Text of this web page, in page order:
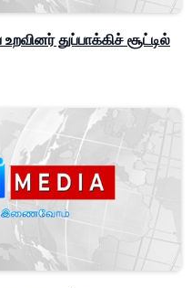
துப்பாக்கிச் சூட்டில்